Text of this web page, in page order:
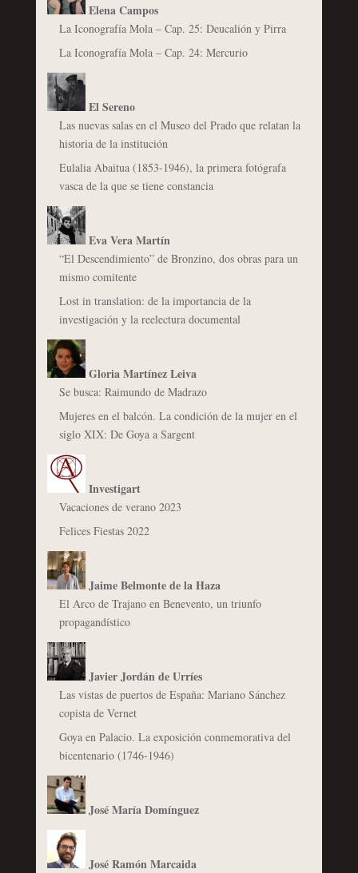
Elena Campos
La Iconografía Mola – Cap. 25: Deucalión y Pirra
La Iconografía Mola – Cap. 24: Mercurio
El Sereno
Las nuevas salas en el Museo del Prado que relatan la
historia de la institución
Eulalia Abaitua (1853-1946), la primera fotógrafa
vasca de la que se tiene constancia
Eva Vera Martín
“El Descendimiento” de Bronzino, dos obras para un
mismo comitente
Lost in translation: de la importancia de la
investigación y la reelectura documental
Gloria Martínez Leiva
Se busca: Raimundo de Madrazo
Mujeres en el balcón. La condición de la mujer en el
siglo XIX: De Goya a Sargent
Investigart
Vacaciones de verano 2023
Felices Fiestas 2022
Jaime Belmonte de la Haza
El Arco de Trajano en Benevento, un triunfo
propagandístico
Javier Jordán de Urríes
Las vistas de puertos de España: Mariano Sánchez
copista de Vernet
Goya en Palacio. La exposición conmemorativa del
bicentenario (1746-1946)
José María Domínguez
José Ramón Marcaida